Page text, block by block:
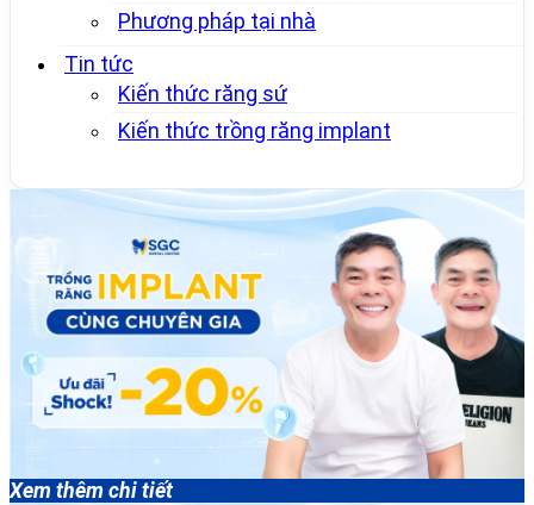
Phương pháp tại nhà
Tin tức
Kiến thức răng sứ
Kiến thức trồng răng implant
Xem thêm chi tiết